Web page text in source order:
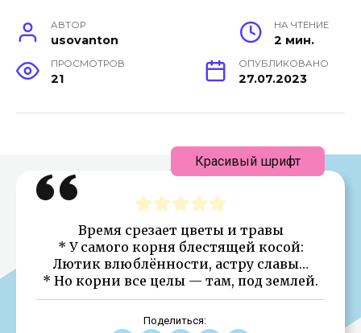
АВТОР
usovanton
НА ЧТЕНИЕ
2 мин.
ПРОСМОТРОВ
21
ОПУБЛИКОВАНО
27.07.2023
Время срезает цветы и травы
* У самого корня блестящей косой:
Лютик влюблённости, астру славы…
* Но корни все целы — там, под землей.
Поделиться:
Красивый шрифт